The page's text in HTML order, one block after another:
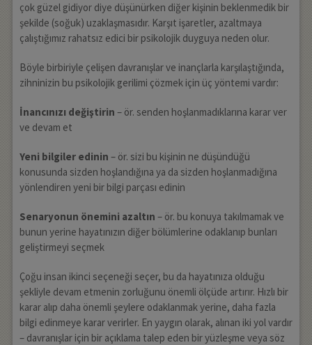
çok güzel gidiyor diye düşünürken diğer kişinin beklenmedik bir
şekilde (soğuk) uzaklaşmasıdır. Karşıt işaretler, azaltmaya
çalıştığımız rahatsız edici bir psikolojik duyguya neden olur.
Böyle birbiriyle çelişen davranışlar ve inançlarla karşılaştığında,
zihninizin bu psikolojik gerilimi çözmek için üç yöntemi vardır:
İnancınızı değiştirin – ör. senden hoşlanmadıklarına karar ver
ve devam et
Yeni bilgiler edinin – ör. sizi bu kişinin ne düşündüğü
konusunda sizden hoşlandığına ya da sizden hoşlanmadığına
yönlendiren yeni bir bilgi parçası edinin
Senaryonun önemini azaltın – ör. bu konuya takılmamak ve
bunun yerine hayatınızın diğer bölümlerine odaklanıp bunları
geliştirmeyi seçmek
Çoğu insan ikinci seçeneği seçer, bu da hayatınıza olduğu
şekliyle devam etmenin zorluğunu önemli ölçüde artırır. Hızlı bir
karar alıp daha önemli şeylere odaklanmak yerine, daha fazla
bilgi edinmeye karar verirler. En yaygın olarak, alınan iki yol vardır
– davranışlar için bir açıklama talep eden bir yüzleşme veya söz